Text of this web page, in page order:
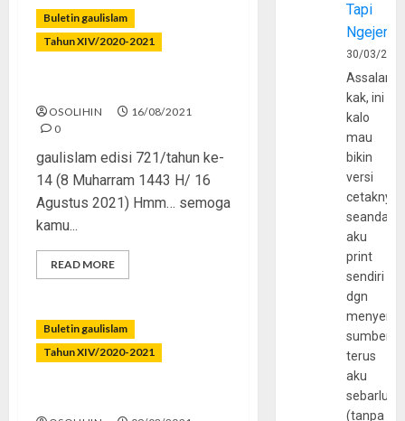
Buletin gaulislam
Tahun XIV/2020-2021
OSOLIHIN
16/08/2021
0
gaulislam edisi 721/tahun ke-
14 (8 Muharram 1443 H/ 16
Agustus 2021) Hmm… semoga
kamu...
READ MORE
Buletin gaulislam
Tahun XIV/2020-2021
Tapi
30/03/
kak, ini
kalo
mau
bikin
versi
cetaknya
aku
print
sendiri
dgn
sumber
terus
aku
(tanpa